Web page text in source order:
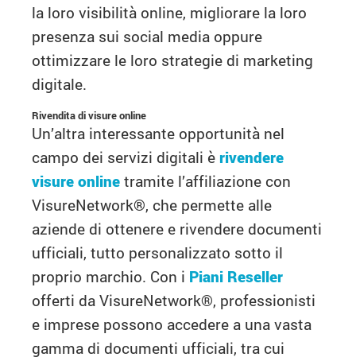
la loro visibilità online, migliorare la loro
presenza sui social media oppure
ottimizzare le loro strategie di marketing
digitale.
Rivendita di visure online
Un’altra interessante opportunità nel
campo dei servizi digitali è rivendere
visure online tramite l’affiliazione con
VisureNetwork®, che permette alle
aziende di ottenere e rivendere documenti
ufficiali, tutto personalizzato sotto il
proprio marchio. Con i Piani Reseller
offerti da VisureNetwork®, professionisti
e imprese possono accedere a una vasta
gamma di documenti ufficiali, tra cui